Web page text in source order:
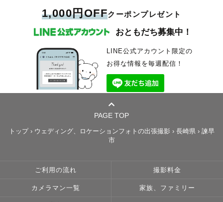
1,000円OFFクーポンプレゼント
おともだち募集中！
LINE公式アカウント限定の
お得な情報を毎週配信！
PAGE TOP
トップ› ウェディング、ロケーションフォトの出張撮影 › 長崎県› 諫早
市
ご利用の流れ 撮影料金
カメラマン一覧 家族、ファミリー